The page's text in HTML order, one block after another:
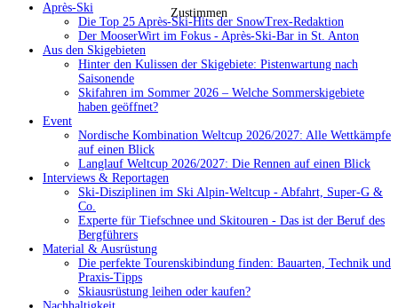
Zustimmen
Après-Ski
Die Top 25 Après-Ski-Hits der SnowTrex-Redaktion
Der MooserWirt im Fokus - Après-Ski-Bar in St. Anton
Aus den Skigebieten
Hinter den Kulissen der Skigebiete: Pistenwartung nach
Saisonende
Skifahren im Sommer 2026 – Welche Sommerskigebiete
haben geöffnet?
Event
Nordische Kombination Weltcup 2026/2027: Alle Wettkämpfe
auf einen Blick
Langlauf Weltcup 2026/2027: Die Rennen auf einen Blick
Interviews & Reportagen
Ski-Disziplinen im Ski Alpin-Weltcup - Abfahrt, Super-G &
Co.
Experte für Tiefschnee und Skitouren - Das ist der Beruf des
Bergführers
Material & Ausrüstung
Die perfekte Tourenskibindung finden: Bauarten, Technik und
Praxis-Tipps
Skiausrüstung leihen oder kaufen?